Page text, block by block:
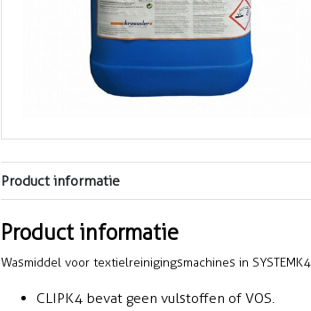
Product informatie
Product informatie
Wasmiddel voor textielreinigingsmachines in SYSTEMK4
CLIPK4 bevat geen vulstoffen of VOS.